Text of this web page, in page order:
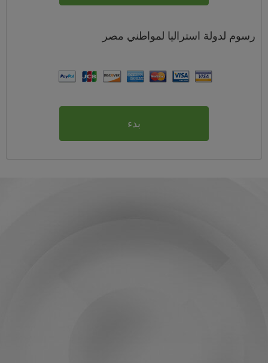
رسوم لدولة استراليا لمواطني مصر
بدء